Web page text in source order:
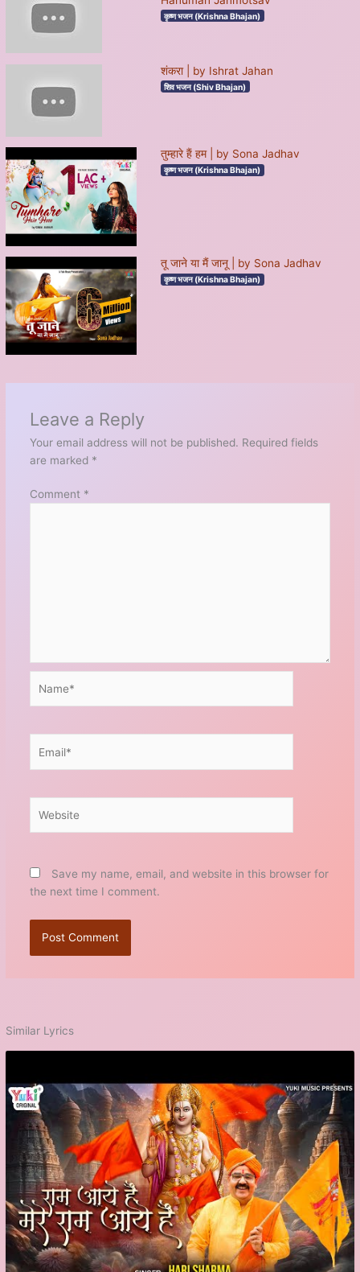
कृष्ण भजन (Krishna Bhajan)
शंकरा | by Ishrat Jahan
शिव भजन (Shiv Bhajan)
तुम्हारे हैं हम | by Sona Jadhav
कृष्ण भजन (Krishna Bhajan)
तू जाने या मैं जानू | by Sona Jadhav
कृष्ण भजन (Krishna Bhajan)
Leave a Reply
Your email address will not be published. Required fields
are marked *
Comment *
Save my name, email, and website in this browser for
the next time I comment.
Similar Lyrics